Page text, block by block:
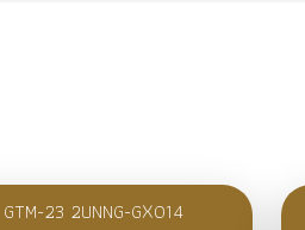
GTM-23 2UNNG-GX014